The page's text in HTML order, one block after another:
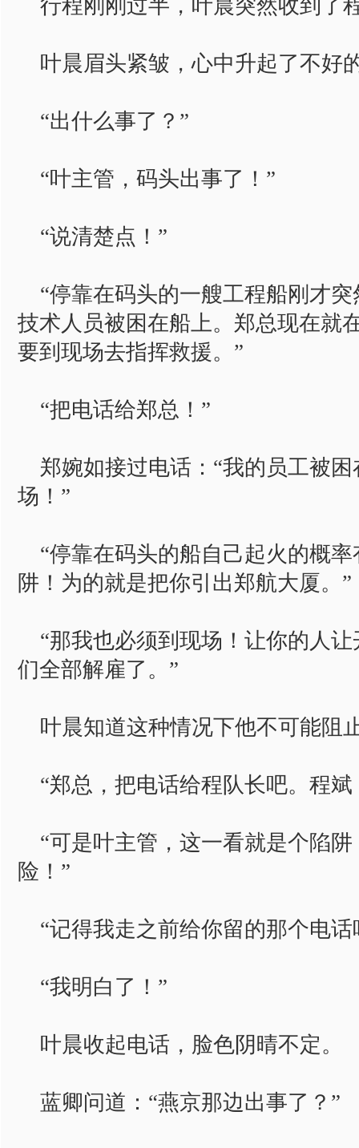
行程刚刚过半，叶晨突然收到了
叶晨眉头紧皱，心中升起了不好
“出什么事了？”
“叶主管，码头出事了！”
“说清楚点！”
“停靠在码头的一艘工程船刚才
技术人员被困在船上。郑总现在就
要到现场去指挥救援。”
“把电话给郑总！”
郑婉如接过电话：“我的员工被困
场！”
“停靠在码头的船自己起火的概率
阱！为的就是把你引出郑航大厦。”
“那我也必须到现场！让你的人
们全部解雇了。”
叶晨知道这种情况下他不可能阻
“郑总，把电话给程队长吧。程斌
“可是叶主管，这一看就是个陷阱
险！”
“记得我走之前给你留的那个电话
“我明白了！”
叶晨收起电话，脸色阴晴不定。
蓝卿问道：“燕京那边出事了？”